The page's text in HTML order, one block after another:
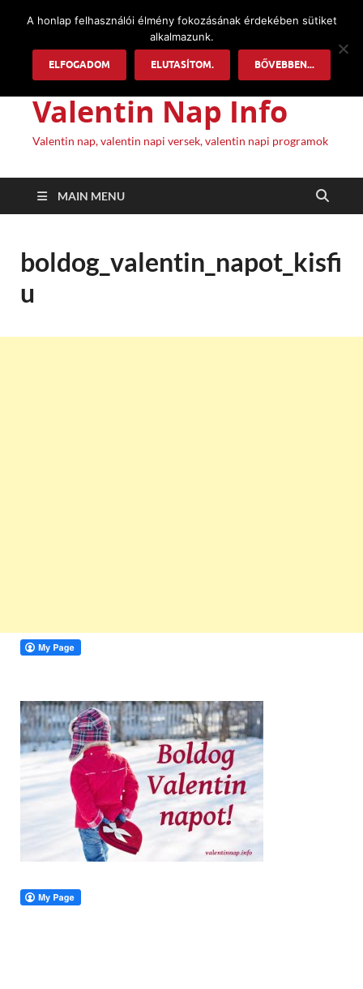
Valentin Nap Info
Valentin nap, valentin napi versek, valentin napi programok
MAIN MENU
boldog_valentin_napot_kisfi
u
A honlap felhasználói élmény fokozásának érdekében sütiket
alkalmazunk.
ELFOGADOM ELUTASÍTOM. BŐVEBBEN...